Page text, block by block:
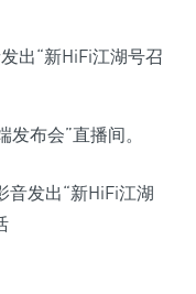
布会”直播间。